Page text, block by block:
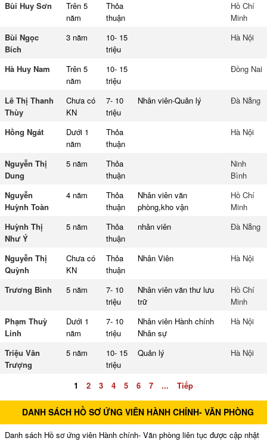
Bùi Huy Sơn
Trên 5
năm
Thỏa
thuận
Hồ Chí
Minh
Bùi Ngọc
Bích
3 năm
10- 15
triệu
Hà Nội
Hà Huy Nam
Trên 5
năm
10- 15
triệu
Đồng Nai
Lê Thị Thanh
Thùy
Chưa có
KN
7- 10
triệu
Nhân viên-Quản lý Đà Nẵng
Hồng Ngát
Dưới 1
năm
Thỏa
thuận
Hà Nội
Nguyễn Thị
Dung
5 năm
Thỏa
thuận
Ninh
Bình
Nguyễn
Huỳnh Toàn
4 năm
Thỏa
thuận
Nhân viên văn
phòng,kho vận
Hồ Chí
Minh
Huỳnh Thị
Như Ý
5 năm
Thỏa
thuận
nhân viên Đà Nẵng
Nguyễn Thị
Quỳnh
Chưa có
KN
Thỏa
thuận
Nhân Viên Hà Nội
Trương Bình 5 năm
7- 10
triệu
Nhân viên văn thư lưu
trữ
Hồ Chí
Minh
Phạm Thuỳ
Linh
Dưới 1
năm
7- 10
triệu
Nhân viên Hành chính
Nhân sự
Hà Nội
Triệu Văn
Trượng
5 năm
10- 15
triệu
Quản lý Hà Nội
1 2 3 4 5 6 7 ... Tiếp
DANH SÁCH HỒ SƠ ỨNG VIÊN HÀNH CHÍNH- VĂN PHÒNG
Danh sách Hồ sơ ứng viên Hành chính- Văn phòng liên tục được cập nhật